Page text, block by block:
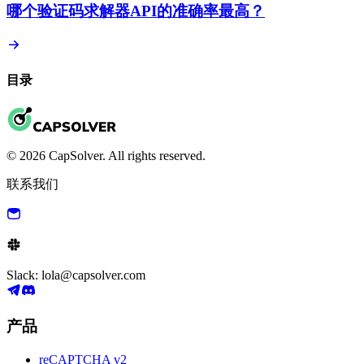
哪个验证码求解器API的准确率最高？
目录
© 2026 CapSolver. All rights reserved.
联系我们
Slack: lola@capsolver.com
产品
reCAPTCHA v2